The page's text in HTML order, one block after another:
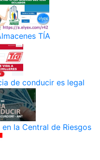
TÍA
de conducir es legal
la Central de Riesgos